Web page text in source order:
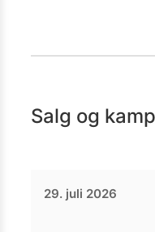
Salg og
29. juli 2026